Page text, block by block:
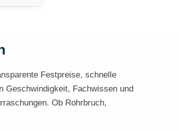
Festpreise, schnelle
Geschwindigkeit, Fachwissen und
Ob Rohrbruch,